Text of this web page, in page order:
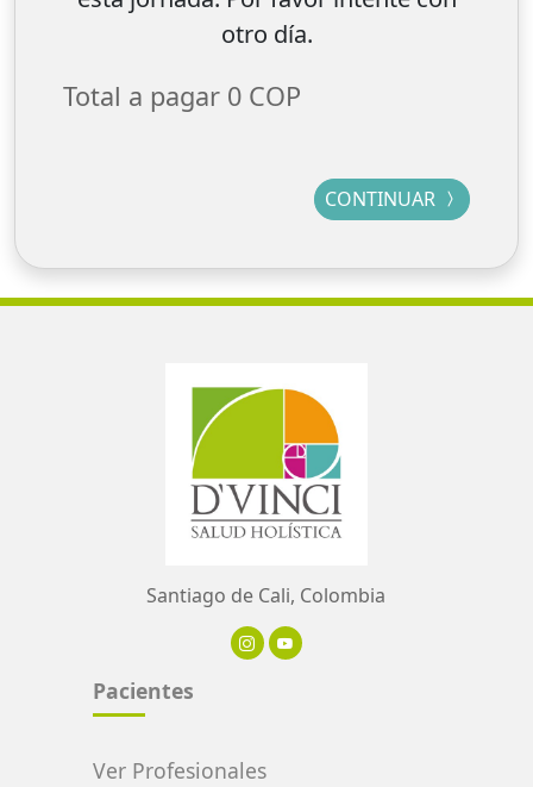
otro día.
Total a pagar 0 COP
CONTINUAR
Santiago de Cali, Colombia
Pacientes
Ver Profesionales